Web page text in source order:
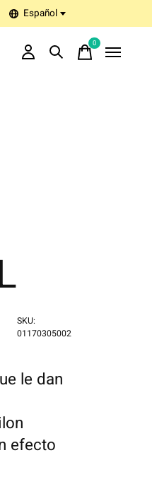
Español
0items
SKU:
01170305002
le dan
efecto